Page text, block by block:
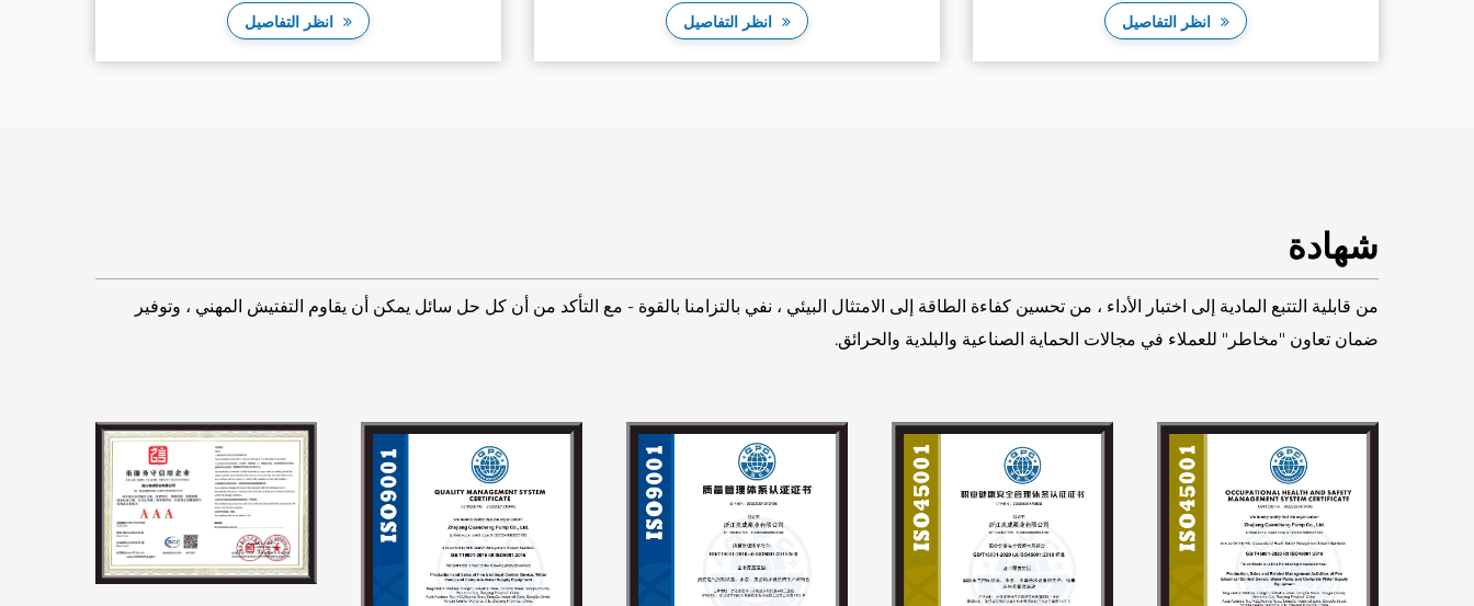
شهادة
من قابلية التتبع المادية إلى اختبار الأداء ، من تحسين كفاءة الطاقة إلى الامتثال البيئي ، نفي بالتزامنا بالقوة - مع التأكد من أن كل حل سائل يمكن أن يقاوم التفتيش المهني ، وتوفير
ضمان تعاون "مخاطر" للعملاء في مجالات الحماية الصناعية والبلدية والحرائق.